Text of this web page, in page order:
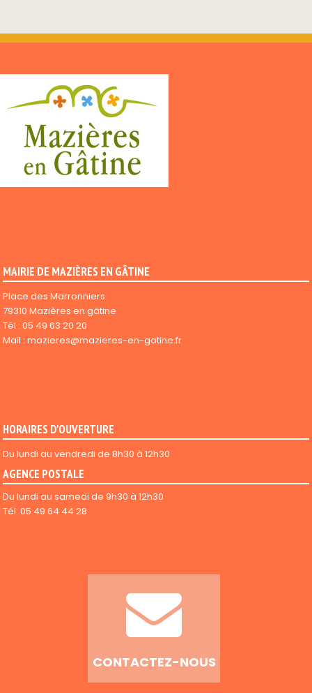
MAIRIE DE MAZIÈRES EN GÂTINE
Place des Marronniers
79310 Mazières en gâtine
Tél : 05 49 63 20 20
Mail : mazieres@mazieres-en-gatine.fr
HORAIRES D'OUVERTURE
Du lundi au vendredi de 8h30 à 12h30
AGENCE POSTALE
Du lundi au samedi de 9h30 à 12h30
Tél: 05 49 64 44 28
CONTACTEZ-NOUS